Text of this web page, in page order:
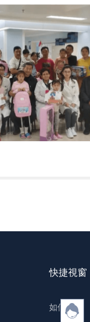
快捷視窗
如何購買